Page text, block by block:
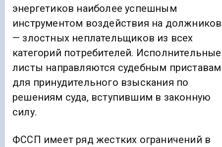
энергетиков наиболее успешным
инструментом воздействия на должников
— злостных неплательщиков из всех
категорий потребителей. Исполнительные
листы направляются судебным приставам
для принудительного взыскания по
решениям суда, вступившим в законную
силу.
ФССП имеет ряд жестких ограничений в